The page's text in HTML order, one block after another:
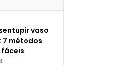
vaso
7 métodos
fáceis